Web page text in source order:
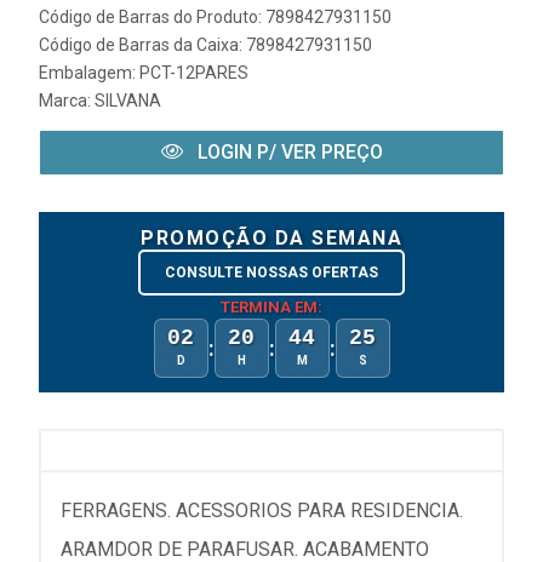
Código de Barras do Produto: 7898427931150
Código de Barras da Caixa: 7898427931150
Embalagem: PCT-12PARES
Marca: SILVANA
LOGIN P/ VER PREÇO
PROMOÇÃO DA SEMANA
CONSULTE NOSSAS OFERTAS
TERMINA EM:
02
D : 20
H : 44
M : 25
S
FERRAGENS. ACESSORIOS PARA RESIDENCIA.
ARAMDOR DE PARAFUSAR. ACABAMENTO